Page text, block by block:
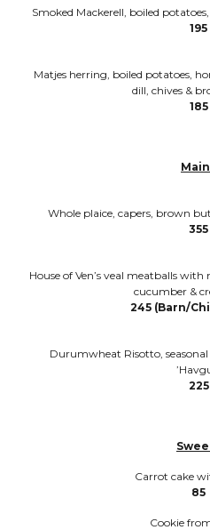
Smoked Mackerell, boiled
195
Matjes herring, boiled potatoes,
dill, chives &
185
Whole plaice, capers, brown
355
House of Ven’s veal meatballs
cucumber &
245 (Barn/
Durumwheat Risotto,
225
Carrot cake
85
Cookie